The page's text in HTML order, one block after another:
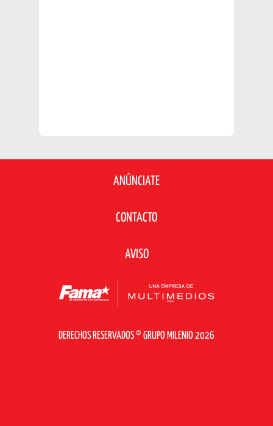
ANÚNCIATE
CONTACTO
AVISO
DERECHOS RESERVADOS © GRUPO MILENIO 2026